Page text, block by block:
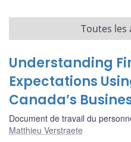
Toutes les
Understanding
Expectations
Canada’s
Document de travail du
Matthieu Verstraete